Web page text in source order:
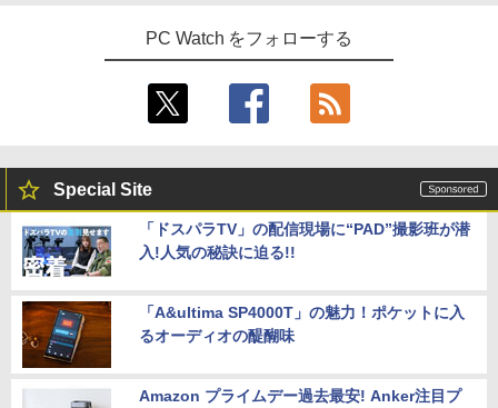
PC Watch をフォローする
Special Site
「ドスパラTV」の配信現場に“PAD”撮影班が潜
入!人気の秘訣に迫る!!
「A&ultima SP4000T」の魅力！ポケットに入
るオーディオの醍醐味
Amazon プライムデー過去最安! Anker注目プ